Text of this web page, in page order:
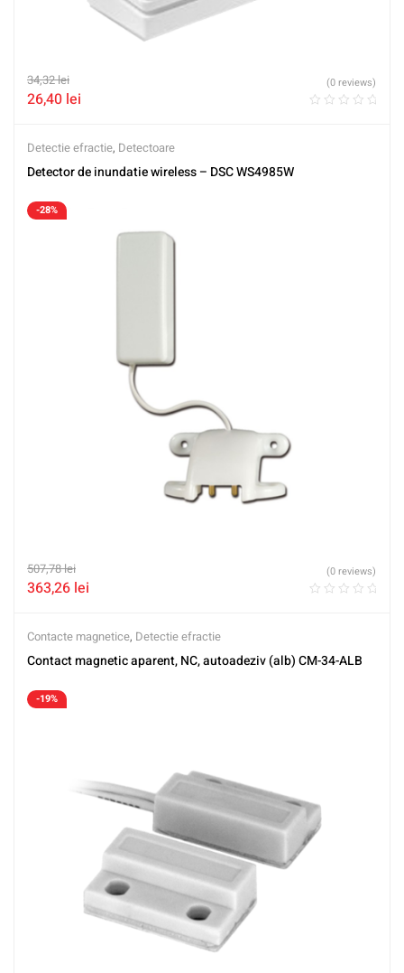
34,32lei
26,40 lei
(0 reviews)
Detectie efractie, Detectoare
Detector de inundatie wireless – DSC WS4985W
-28%
507,78lei
363,26 lei
(0 reviews)
Contacte magnetice, Detectie efractie
Contact magnetic aparent, NC, autoadeziv (alb) CM-34-ALB
-19%